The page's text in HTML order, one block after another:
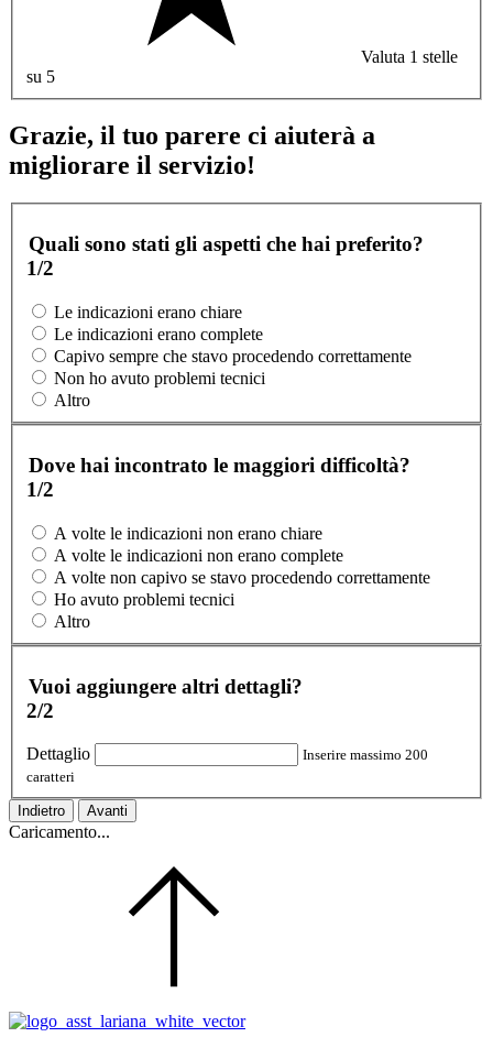
Valuta 1 stelle
su 5
Grazie, il tuo parere ci aiuterà a
migliorare il servizio!
Quali sono stati gli aspetti che hai preferito?
1/2
Le indicazioni erano chiare
Le indicazioni erano complete
Capivo sempre che stavo procedendo correttamente
Non ho avuto problemi tecnici
Altro
Dove hai incontrato le maggiori difficoltà?
1/2
A volte le indicazioni non erano chiare
A volte le indicazioni non erano complete
A volte non capivo se stavo procedendo correttamente
Ho avuto problemi tecnici
Altro
Vuoi aggiungere altri dettagli?
2/2
Dettaglio
Inserire massimo 200
caratteri
Indietro Avanti
Caricamento...